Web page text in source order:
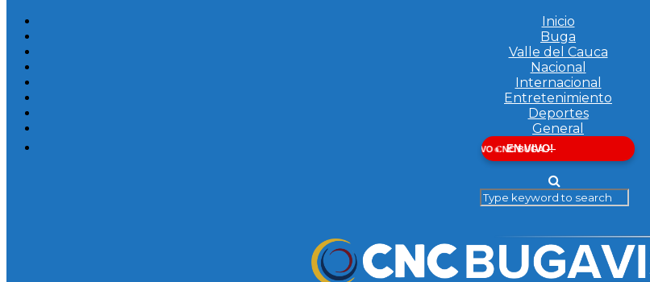
Inicio
Buga
Valle del Cauca
Nacional
Internacional
Entretenimiento
Deportes
General
EN VIVO!